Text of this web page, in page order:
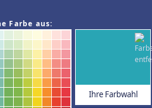
Farbe aus:
Ihre Farbwahl